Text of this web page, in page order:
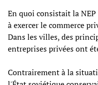
En quoi consistait la
à exercer le commerce
Dans les villes, des
entreprises privées ont
Contrairement à la